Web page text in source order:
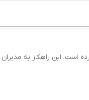
است. این راهکار به